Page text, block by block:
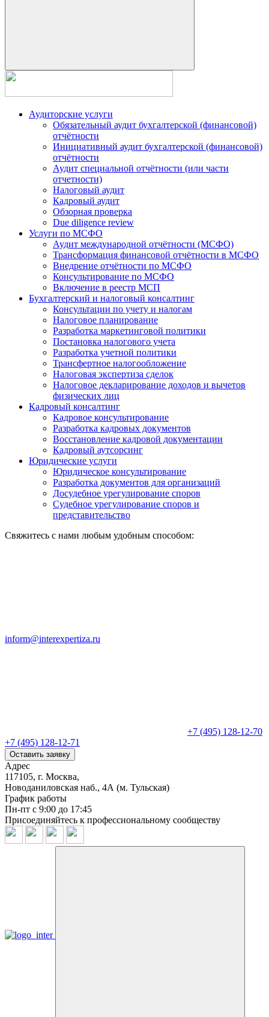
Аудиторские услуги
Обязательный аудит бухгалтерской (финансовой)
отчётности
Инициативный аудит бухгалтерской (финансовой)
отчётности
Аудит специальной отчётности (или части
отчетности)
Налоговый аудит
Кадровый аудит
Обзорная проверка
Due diligence review
Услуги по МСФО
Аудит международной отчётности (МСФО)
Трансформация финансовой отчётности в МСФО
Внедрение отчётности по МСФО
Консультирование по МСФО
Включение в реестр МСП
Бухгалтерский и налоговый консалтинг
Консультации по учету и налогам
Налоговое планирование
Разработка маркетинговой политики
Постановка налогового учета
Разработка учетной политики
Трансфертное налогообложение
Налоговая экспертиза сделок
Налоговое декларирование доходов и вычетов
физических лиц
Кадровый консалтинг
Кадровое консультирование
Разработка кадровых документов
Восстановление кадровой документации
Кадровый аутсорсинг
Юридические услуги
Юридическое консультирование
Разработка документов для организаций
Досудебное урегулирование споров
Судебное урегулирование споров и
представительство
Свяжитесь с нами любым удобным способом:
inform@interexpertiza.ru
+7 (495) 128-12-70
+7 (495) 128-12-71
Оставить заявку
Адрес
117105, г. Москва,
Новоданиловская наб., 4А (м. Тульская)
График работы
Пн-пт с 9:00 до 17:45
Присоединяйтесь к профессиональному сообществу